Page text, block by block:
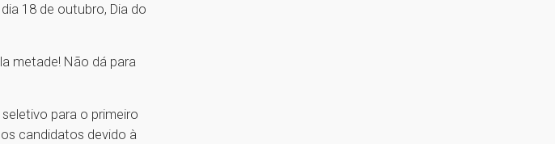
18 de outubro, Dia do
metade! Não dá para
para o primeiro
candidatos devido à